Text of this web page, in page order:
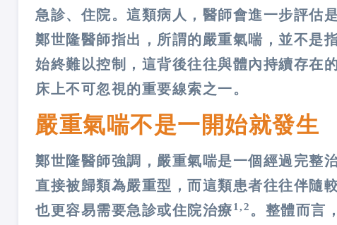
急診、住院。這類病人，醫師會進一步評估
鄭世隆醫師指出，所謂的嚴重氣喘，並不是
始終難以控制，這背後往往與體內持續存在
床上不可忽視的重要線索之一。
嚴重氣喘不是一開始就發生
鄭世隆醫師強調，嚴重氣喘是一個經過完整
直接被歸類為嚴重型，而這類患者往往伴隨
也更容易需要急診或住院治療1,2 。整體而言